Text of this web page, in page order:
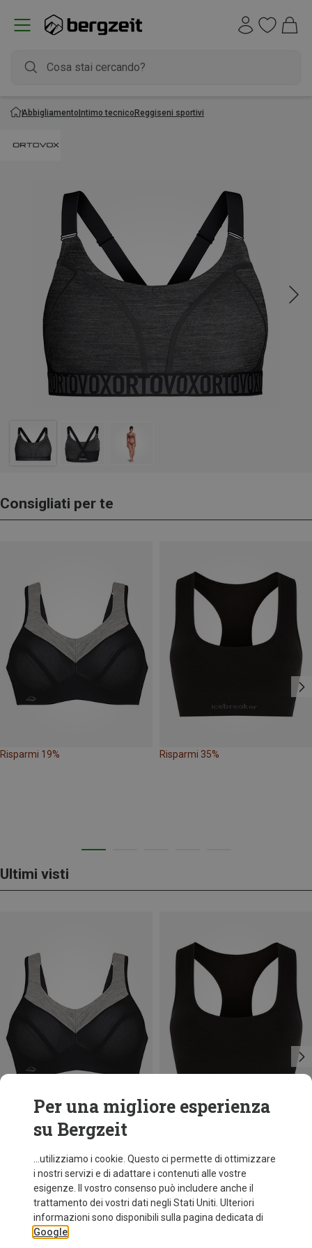
AbbigliamentoIntimo tecnicoReggiseni sportivi
Consigliati per te
Risparmi 19% Risparmi 35%
Ultimi visti
Risparmi 19%
Per una migliore esperienza
su Bergzeit
...utilizziamo i cookie. Questo ci permette di ottimizzare
i nostri servizi e di adattare i contenuti alle vostre
esigenze. Il vostro consenso può includere anche il
trattamento dei vostri dati negli Stati Uniti. Ulteriori
informazioni sono disponibili sulla pagina dedicata di
Google